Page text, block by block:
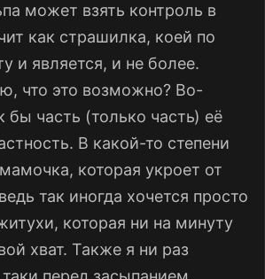
может взять контроль в
как страшилка, коей по
и является, и не более.
что это возможно? Во-
бы часть (только часть) её
В какой-то степени
которая укроет от
так иногда хочется просто
которая ни на минуту
хват. Также я ни раз